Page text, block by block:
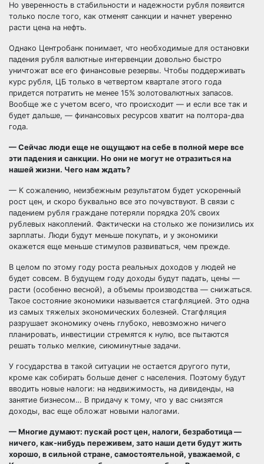
Но уверенность в стабильности и надежности рубля появится
только после того, как отменят санкции и начнет уверенно
расти цена на нефть.
Однако Центробанк понимает, что необходимые для остановки
падения рубля валютные интервенции довольно быстро
уничтожат все его финансовые резервы. Чтобы поддерживать
курс рубля, ЦБ только в четвертом квартале этого года
придется потратить не менее 15% золотовалютных запасов.
Вообще же с учетом всего, что происходит — и если все так и
будет дальше, — финансовых ресурсов хватит на полтора-два
года.
— Сейчас люди еще не ощущают на себе в полной мере все
эти падения и санкции. Но они не могут не отразиться на
нашей жизни. Чего нам ждать?
— К сожалению, неизбежным результатом будет ускоренный
рост цен, и скоро буквально все это почувствуют. В связи с
падением рубля граждане потеряли порядка 20% своих
рублевых накоплений. Фактически на столько же понизились их
зарплаты. Люди будут меньше покупать, и у экономики
окажется еще меньше стимулов развиваться, чем прежде.
В целом по этому году роста реальных доходов у людей не
будет совсем. В будущем году доходы будут падать, цены —
расти (особенно весной), а объемы производства — снижаться.
Такое состояние экономики называется стагфляцией. Это одна
из самых тяжелых экономических болезней. Стагфляция
разрушает экономику очень глубоко, невозможно ничего
планировать, инвестиции стремятся к нулю, все пытаются
решать только мелкие, сиюминутные задачи.
У государства в такой ситуации не остается другого пути,
кроме как собирать больше денег с населения. Поэтому будут
вводить новые налоги: на недвижимость, на дивиденды, на
занятие бизнесом… В придачу к тому, что у вас снизятся
доходы, вас еще обложат новыми налогами.
— Многие думают: пускай рост цен, налоги, безработица —
ничего, как-нибудь переживем, зато наши дети будут жить
хорошо, в сильной стране, самостоятельной, уважаемой, с